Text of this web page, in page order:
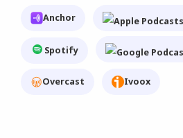
Anchor
Spotify
Overcast Ivoox